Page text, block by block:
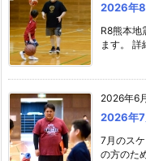
2026年8
R8熊本地
ます。 詳
2026年6
2026年7
7月のス
の方のた